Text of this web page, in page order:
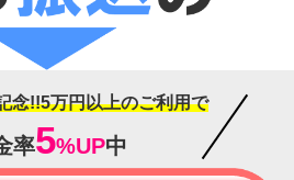
念!!5万円以上のご利用で
率5%UP中